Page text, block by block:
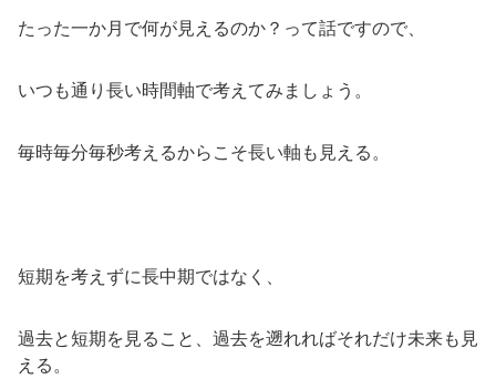
たった一か月で何が見えるのか？って話ですので、
いつも通り長い時間軸で考えてみましょう。
毎時毎分毎秒考えるからこそ長い軸も見える。
短期を考えずに長中期ではなく、
過去と短期を見ること、過去を遡れればそれだけ未来も見
える。